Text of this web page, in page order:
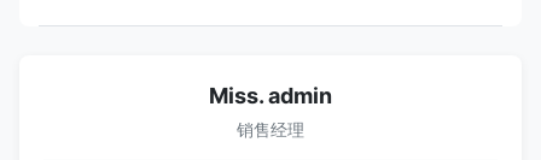
Miss. admin
销售经理